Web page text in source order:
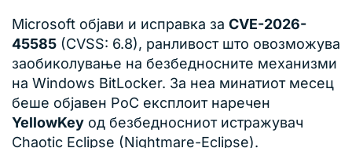
Microsoft објави и исправка за CVE-2026-
45585 (CVSS: 6.8), ранливост што овозможува
заобиколување на безбедносните механизми
на Windows BitLocker. За неа минатиот месец
беше објавен PoC експлоит наречен
YellowKey од безбедносниот истражувач
Chaotic Eclipse (Nightmare-Eclipse).